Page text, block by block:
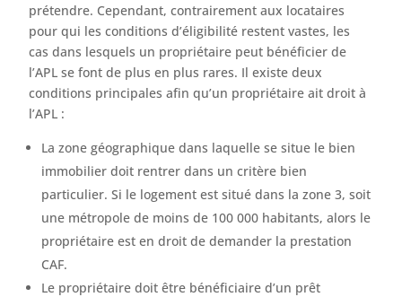
prétendre. Cependant, contrairement aux locataires
pour qui les conditions d’éligibilité restent vastes, les
cas dans lesquels un propriétaire peut bénéficier de
l’APL se font de plus en plus rares. Il existe deux
conditions principales afin qu’un propriétaire ait droit à
l’APL :
La zone géographique dans laquelle se situe le bien
immobilier doit rentrer dans un critère bien
particulier. Si le logement est situé dans la zone 3, soit
une métropole de moins de 100 000 habitants, alors le
propriétaire est en droit de demander la prestation
CAF.
Le propriétaire doit être bénéficiaire d’un prêt